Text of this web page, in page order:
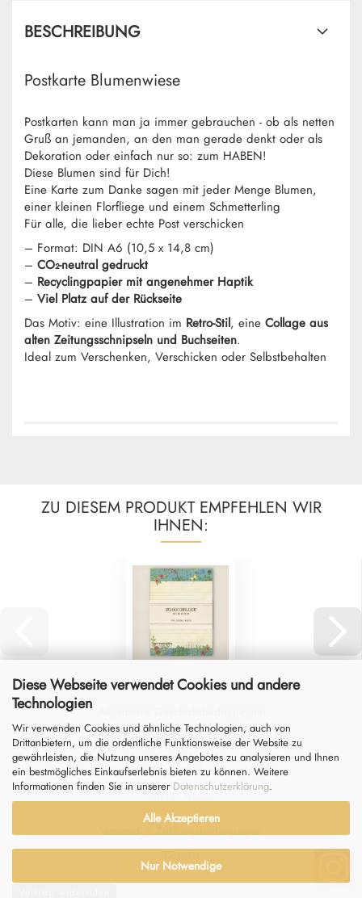
Diese Webseite verwendet Cookies und andere
Technologien
Wir verwenden Cookies und ähnliche Technologien, auch von
Drittanbietern, um die ordentliche Funktionsweise der Website zu
gewährleisten, die Nutzung unseres Angebotes zu analysieren und Ihnen
ein bestmögliches Einkaufserlebnis bieten zu können. Weitere
Informationen finden Sie in unserer Datenschutzerklärung.
Alle Akzeptieren
Nur Notwendige
BESCHREIBUNG
Postkarte Blumenwiese
Postkarten kann man ja immer gebrauchen - ob als netten
Gruß an jemanden, an den man gerade denkt oder als
Dekoration oder einfach nur so: zum HABEN!
Diese Blumen sind für Dich!
Eine Karte zum Danke sagen mit jeder Menge Blumen,
einer kleinen Florfliege und einem Schmetterling
Für alle, die lieber echte Post verschicken
– Format: DIN A6 (10,5 x 14,8 cm)
– CO₂-neutral gedruckt
– Recyclingpapier mit angenehmer Haptik
– Viel Platz auf der Rückseite
Das Motiv: eine Illustration im Retro-Stil, eine Collage aus
alten Zeitungsschnipseln und Buchseiten.
Ideal zum Verschenken, Verschicken oder Selbstbehalten
ZU DIESEM PRODUKT EMPFEHLEN WIR
IHNEN:
Impressum
Datenschutz &Widerrufsrecht
Händler werden
Versand- & Zahlungsbedingungen